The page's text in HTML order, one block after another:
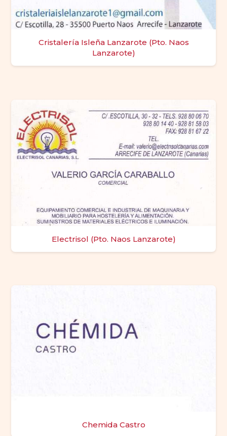
Cristalería Isleña Lanzarote (Pto. Naos
Lanzarote)
Electrisol (Pto. Naos Lanzarote)
Chemida Castro